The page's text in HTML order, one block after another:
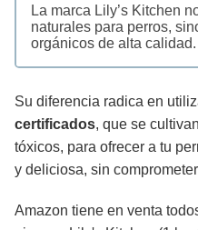
La marca Lily’s Kitchen
naturales para perros,
orgánicos de alta calidad.
Su diferencia radica en
certificados, que se
tóxicos, para ofrecer a tu
y deliciosa, sin
Amazon tiene en venta